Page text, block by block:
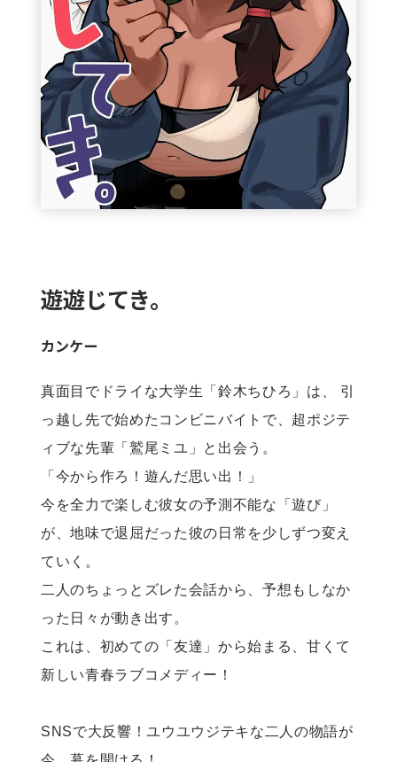
遊遊じてき。
カンケー
真面目でドライな大学生「鈴木ちひろ」は、 引
っ越し先で始めたコンビニバイトで、超ポジテ
ィブな先輩「鷲尾ミユ」と出会う。
「今から作ろ！遊んだ思い出！」
今を全力で楽しむ彼女の予測不能な「遊び」
が、地味で退屈だった彼の日常を少しずつ変え
ていく。
二人のちょっとズレた会話から、予想もしなか
った日々が動き出す。
これは、初めての「友達」から始まる、甘くて
新しい青春ラブコメディー！
SNSで大反響！ユウユウジテキな二人の物語が